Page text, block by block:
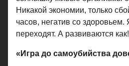
Никакой экономии, только
часов, негатив со
переходят. А развиваются как!
«Игра до самоубийства